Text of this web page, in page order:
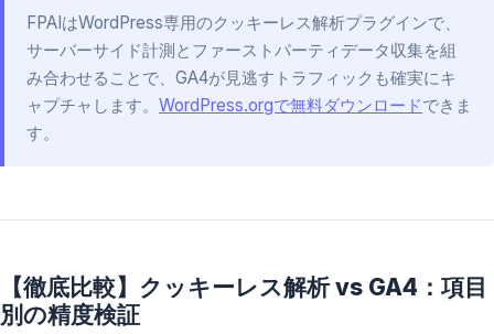
FPAIはWordPress専用のクッキーレス解析プラグインで、
サーバーサイド計測とファーストパーティデータ収集を組
み合わせることで、GA4が見逃すトラフィックも確実にキ
ャプチャします。 WordPress.orgで無料ダウンロードできま
す。
【徹底比較】クッキーレス解析 vs GA4：項目
別の精度検証